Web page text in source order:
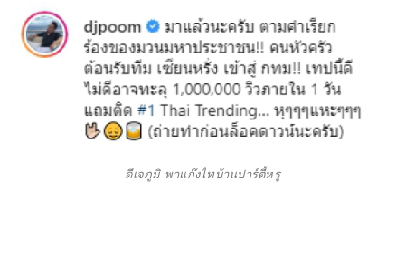
ดีเจภูมิ พาแก๊งไทบ้านปาร์ตี้หรู